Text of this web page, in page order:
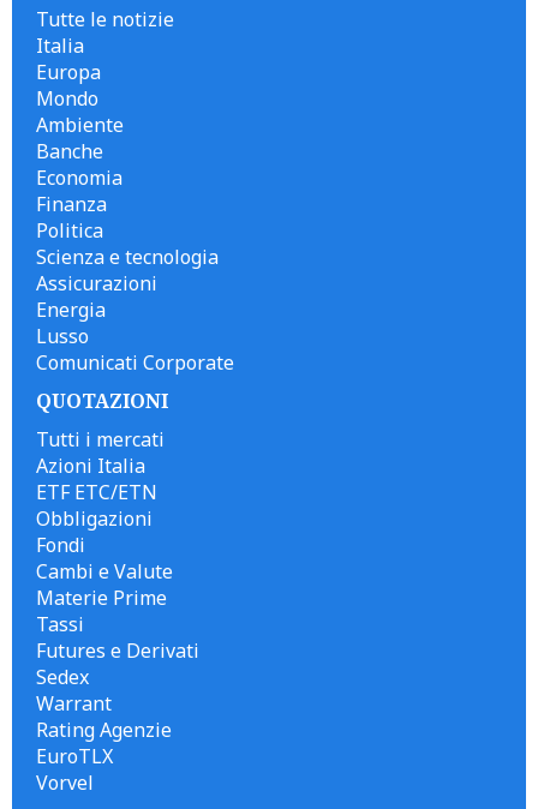
Tutte le notizie
Italia
Europa
Mondo
Ambiente
Banche
Economia
Finanza
Politica
Scienza e tecnologia
Assicurazioni
Energia
Lusso
Comunicati Corporate
QUOTAZIONI
Tutti i mercati
Azioni Italia
ETF ETC/ETN
Obbligazioni
Fondi
Cambi e Valute
Materie Prime
Tassi
Futures e Derivati
Sedex
Warrant
Rating Agenzie
EuroTLX
Vorvel